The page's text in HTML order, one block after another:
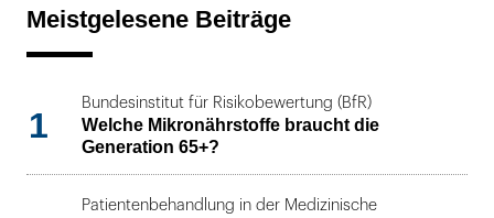
Meistgelesene Beiträge
1
Bundesinstitut für Risikobewertung (BfR)
Welche Mikronährstoffe braucht die
Generation 65+?
Patientenbehandlung in der Medizinische